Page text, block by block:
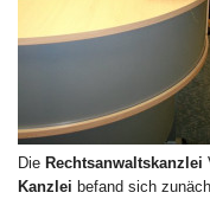
Die Rechtsanwaltskanzlei
Kanzlei befand sich